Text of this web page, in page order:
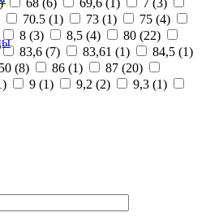
70.5 (1) 73 (1) 75 (4)
8 (3) 8,5 (4) 80 (22)
83,6 (7) 83,61 (1) 84,5 (1)
(8) 86 (1) 87 (20)
) 9 (1) 9,2 (2) 9,3 (1)